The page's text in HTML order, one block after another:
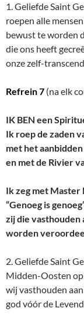
1. Geliefde Saint
roepen alle
bewust te worden
die ons heeft
onze zelf-
Refrein 7 (na elk
IK BEN een
Ik roep de zaden
met het
en met de Rivier
Ik zeg met Master
“Genoeg is
zij die vasthouden
worden
2. Geliefde Saint
Midden-Oosten
wij vasthouden
god vóór de